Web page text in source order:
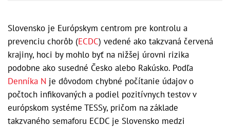
Slovensko je Európskym centrom pre kontrolu a
prevenciu chorôb (ECDC) vedené ako takzvaná červená
krajiny, hoci by mohlo byť na nižšej úrovni rizika
podobne ako susedné Česko alebo Rakúsko. Podľa
Denníka N je dôvodom chybné počítanie údajov o
počtoch infikovaných a podiel pozitívnych testov v
európskom systéme TESSy, pričom na základe
takzvaného semaforu ECDC je Slovensko medzi